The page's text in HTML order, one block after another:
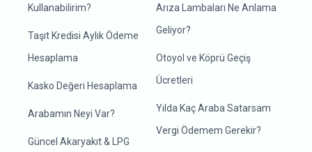
Kullanabilirim?
Taşıt Kredisi Aylık Ödeme
Hesaplama
Kasko Değeri Hesaplama
Arabamın Neyi Var?
Güncel Akaryakıt & LPG
Arıza Lambaları Ne Anlama
Geliyor?
Otoyol ve Köprü Geçiş
Ücretleri
Yılda Kaç Araba Satarsam
Vergi Ödemem Gerekir?